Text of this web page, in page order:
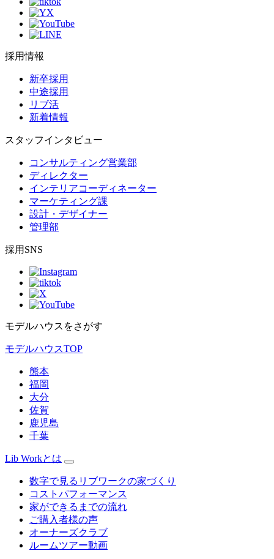
採用情報
新卒採用
中途採用
リブ活
新着情報
スタッフインタビュー
コンサルティング営業部
ディレクター
インテリアコーディネーター
マーケティング課
設計・デザイナー
管理部
採用SNS
モデルハウスをさがす
モデルハウスTOP
熊本
福岡
大分
佐賀
鹿児島
千葉
Lib Workとは
数字で見るリブワークの家づくり
コストパフォーマンス
家ができるまでの流れ
ご購入者様の声
オーナーズクラブ
ルームツアー動画